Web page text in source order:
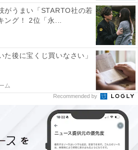
運用担当として月間120本以上の
っています。得意なジャンルはラ
5位までの全ランキング結果を見
がうまい「STARTO社の若
ング！ 2位「永...
た後に宝くじ買いなさい」
ム
Recommended by